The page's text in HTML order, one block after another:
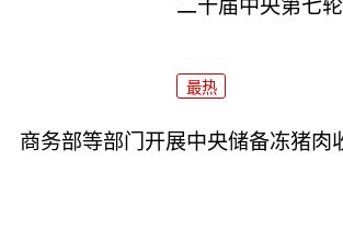
二十届中央第七
最热
商务部等部门开展中央储备冻猪肉